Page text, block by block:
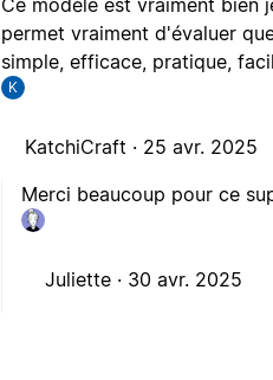
Ce modèle est vraiment bien
permet vraiment d'évaluer
simple, efficace, pratique,
K
KatchiCraft · 25 avr. 2025
Merci beaucoup pour ce
Juliette · 30 avr. 2025